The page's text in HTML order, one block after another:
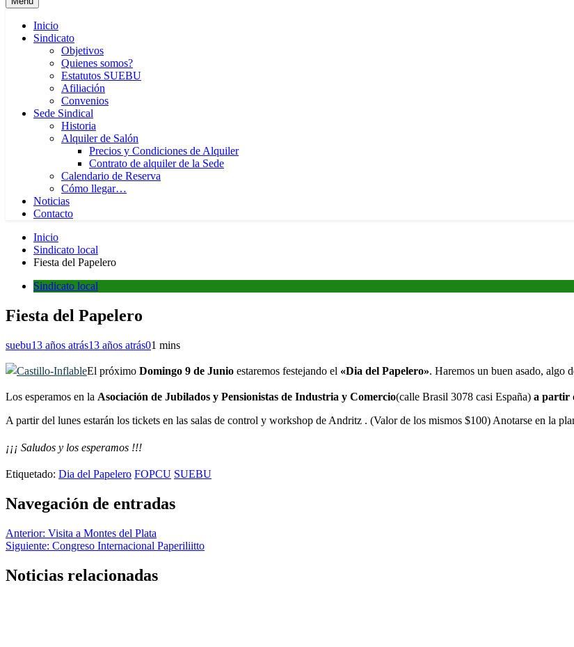
Inicio
Sindicato
Objetivos
Quienes somos?
Estatutos SUEBU
Afiliación
Convenios
Sede Sindical
Historia
Alquiler de Salón
Precios y Condiciones de Alquiler
Contrato de alquiler de la Sede
Calendario de Reserva
Cómo llegar…
Noticias
Contacto
Inicio
Sindicato local
Fiesta del Papelero
Sindicato local
Fiesta del Papelero
suebu13 años atrás13 años atrás01 mins
El próximo Domingo 9 de Junio estaremos festejando el «Dia del Papelero». Haremos un buen asado, algo
Los esperamos en la Asociación de Jubilados y Pensionistas de Industria y Comercio(calle Brasil 3078 casi España) a partir
A partir del lunes estarán los tickets en las salas de control y workshop de Andritz . (Valor de los mismos $100) Anotarse en la
¡¡¡ Saludos y los esperamos !!!
Etiquetado: Dia del Papelero FOPCU SUEBU
Navegación de entradas
Anterior: Visita a Montes del Plata
Siguiente: Congreso Internacional Paperiliitto
Noticias relacionadas